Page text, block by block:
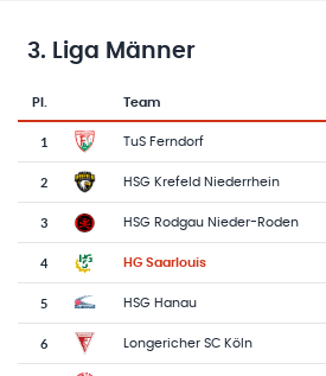
3. Liga Männer
Tabelle mit Vereinsplatzierungen, Spielen, Toren
Pl.
Team-Logo
Team
1 TuS Ferndorf
2 HSG Krefeld Niederrhein
3 HSG Rodgau Nieder-Roden
4 HG Saarlouis
5 HSG Hanau
6 Longericher SC Köln